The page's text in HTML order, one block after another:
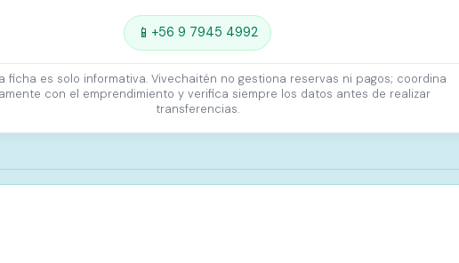
📱 +56 9 7945 4992
ficha es solo informativa. Vivechaitén no gestiona reservas ni pagos; coordina
con el emprendimiento y verifica siempre los datos antes de realizar
transferencias.